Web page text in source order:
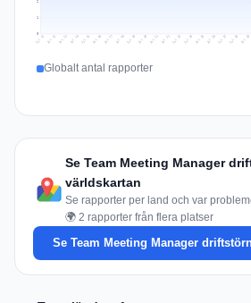
1
2
Jul 11 Jul 12 Jul 13 Jul 14 Jul 15 Jul 16 Jul 17 Jul 18 Jul 19 Jul 20 Jul 21 Jul 22 Jul 23 Jul 24 Jul 25 Jul 26 Jul 27 Jul 28 Jul 29
Globalt antal rapporter
Se Team Meeting Manager
världskartan
Se rapporter per land och var
🌍 2 rapporter från flera platser
Se Team Meeting Manager